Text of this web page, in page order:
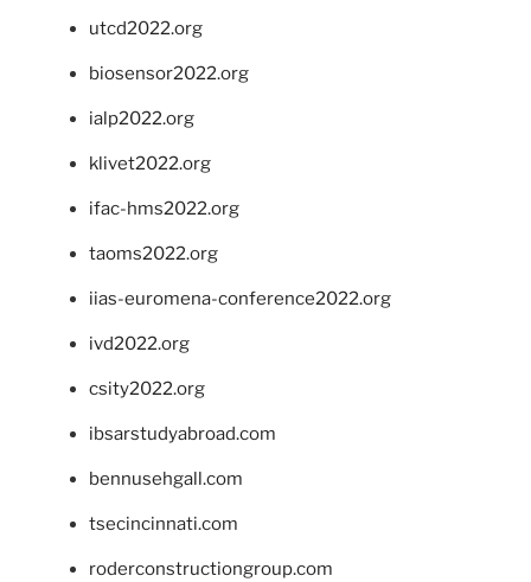
utcd2022.org
biosensor2022.org
ialp2022.org
klivet2022.org
ifac-hms2022.org
taoms2022.org
iias-euromena-conference2022.org
ivd2022.org
csity2022.org
ibsarstudyabroad.com
bennusehgall.com
tsecincinnati.com
roderconstructiongroup.com